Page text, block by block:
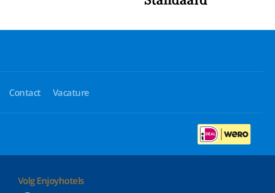
Contact Vacature
Volg Enjoyhotels